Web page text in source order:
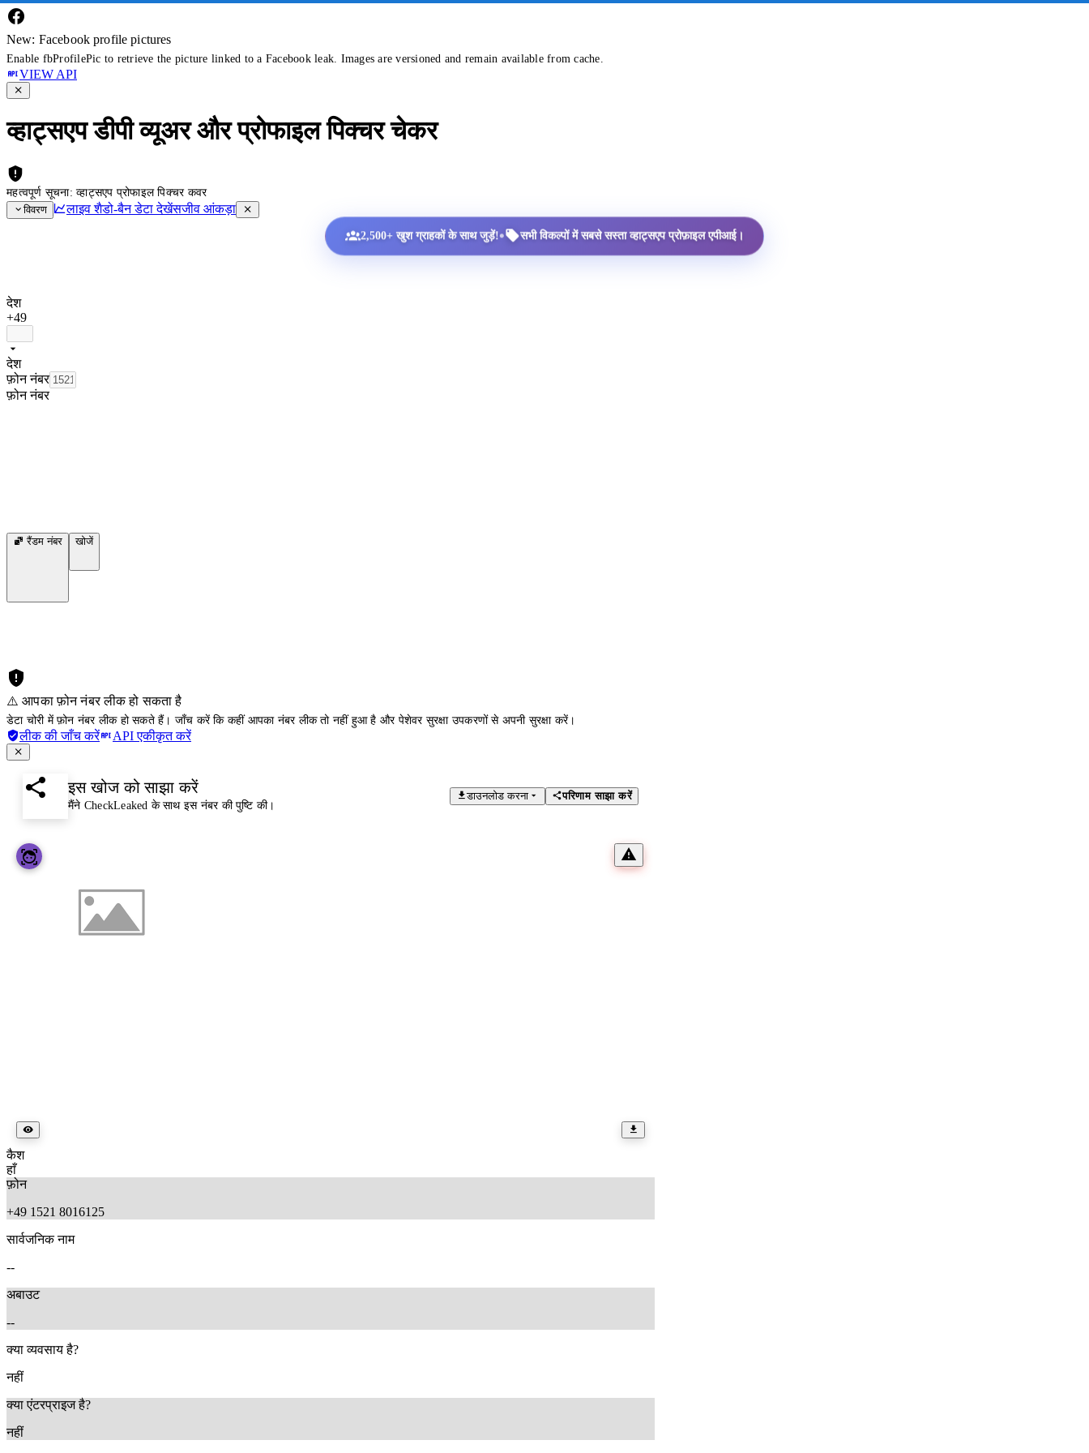
New: Facebook profile pictures
Enable fbProfilePic to retrieve the picture linked to a Facebook leak. Images are versioned and remain available from cache.
VIEW API
व्हाट्सएप डीपी व्यूअर और प्रोफाइल पिक्चर चेकर
महत्वपूर्ण सूचना: व्हाट्सएप प्रोफाइल पिक्चर कवर
विवरण
लाइव शैडो-बैन डेटा देखेंसजीव आंकड़ा
2,500+ खुश ग्राहकों के साथ जुड़ें!• सभी विकल्पों में सबसे सस्ता व्हाट्सएप प्रोफ़ाइल एपीआई।
देश
+49
देश
फ़ोन नंबर
फ़ोन नंबर
रैंडम नंबर खोजें
⚠️ आपका फ़ोन नंबर लीक हो सकता है
डेटा चोरी में फ़ोन नंबर लीक हो सकते हैं। जाँच करें कि कहीं आपका नंबर लीक तो नहीं हुआ है और पेशेवर सुरक्षा उपकरणों से अपनी सुरक्षा करें।
लीक की जाँच करें API एकीकृत करें
इस खोज को साझा करें
मैंने CheckLeaked के साथ इस नंबर की पुष्टि की।
डाउनलोड करना परिणाम साझा करें
कैश
हाँ
फ़ोन
+49 1521 8016125
सार्वजनिक नाम
--
अबाउट
--
क्या व्यवसाय है?
नहीं
क्या एंटरप्राइज है?
नहीं